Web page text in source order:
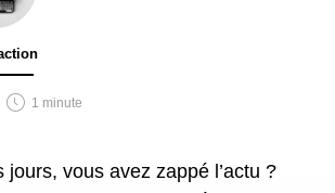
de ce sport ne compte pas en rester
1 minute